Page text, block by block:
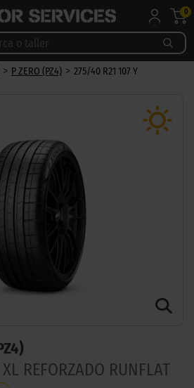
0
> P ZERO (PZ4) > 275/40 R21 107 Y
REFORZADO RUNFLAT